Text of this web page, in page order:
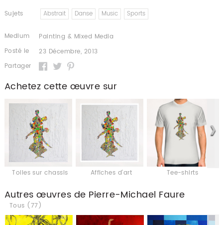
Sujets Abstrait Danse Music Sports
Medium
Painting & Mixed Media
Posté le
23 Décembre, 2013
Partager
Achetez cette œuvre sur
Toiles sur chassis Affiches d'art Tee-shirts
Autres œuvres de Pierre-Michael Faure
Tous (77)